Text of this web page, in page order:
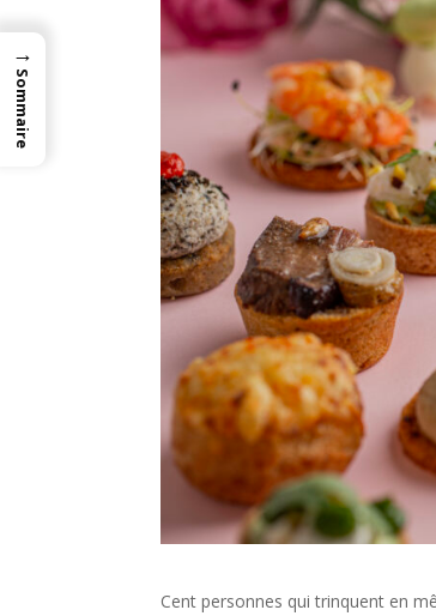
Cent personnes qui trinquent en
→
Sommaire